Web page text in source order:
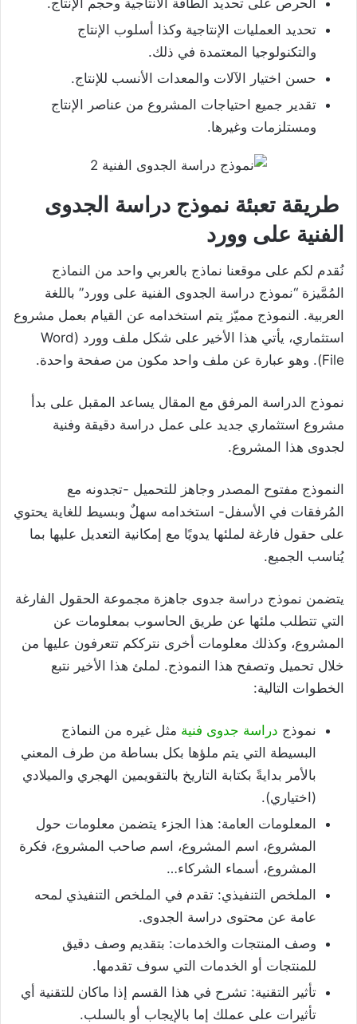
تحديد العمليات الإنتاجية وكذا أسلوب الإنتاج
والتكنولوجيا المعتمدة في ذلك.
حسن اختيار الآلات والمعدات الأنسب للإنتاج.
تقدير جميع احتياجات المشروع من عناصر الإنتاج
ومستلزمات وغيرها.
طريقة تعبئة نموذج دراسة الجدوى
الفنية على وورد
نُقدم لكم على موقعنا نماذج بالعربي واحد من النماذج
المُمَّيزة “نموذج دراسة الجدوى الفنية على وورد” باللغة
العربية. النموذج مميّز يتم استخدامه عن القيام بعمل مشروع
استثماري، يأتي هذا الأخير على شكل ملف وورد (Word
File). وهو عبارة عن ملف واحد مكون من صفحة واحدة.
نموذج الدراسة المرفق مع المقال يساعد المقبل على بدأ
مشروع استثماري جديد على عمل دراسة دقيقة وفنية
لجدوى هذا المشروع.
النموذج مفتوح المصدر وجاهز للتحميل -تجدونه مع
المُرفقات في الأسفل- استخدامه سهلٌ وبسيط للغاية يحتوي
على حقول فارغة لملئها يدويًا مع إمكانية التعديل عليها بما
يُناسب الجميع.
يتضمن نموذج دراسة جدوى جاهزة مجموعة الحقول الفارغة
التي تتطلب ملئها عن طريق الحاسوب بمعلومات عن
المشروع، وكذلك معلومات أخرى نترككم تتعرفون عليها من
خلال تحميل وتصفح هذا النموذج. لملئ هذا الأخير نتبع
الخطوات التالية:
نموذج دراسة جدوى فنية مثل غيره من النماذج
البسيطة التي يتم ملؤها بكل بساطة من طرف المعني
بالأمر بدايةً بكتابة التاريخ بالتقويمين الهجري والميلادي
(اختياري).
المعلومات العامة: هذا الجزء يتضمن معلومات حول
المشروع، اسم المشروع، اسم صاحب المشروع، فكرة
المشروع، أسماء الشركاء…
الملخص التنفيذي: تقدم في الملخص التنفيذي لمحه
عامة عن محتوى دراسة الجدوى.
وصف المنتجات والخدمات: بتقديم وصف دقيق
للمنتجات أو الخدمات التي سوف تقدمها.
تأثير التقنية: تشرح في هذا القسم إذا ماكان للتقنية أي
تأثيرات على عملك إما بالإيجاب أو بالسلب.